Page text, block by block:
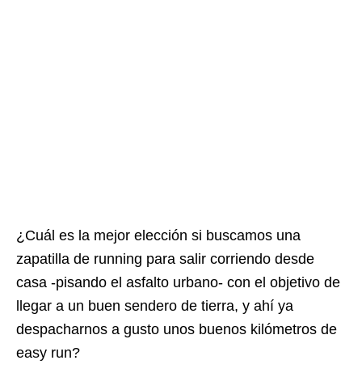
¿Cuál es la mejor elección si buscamos una
zapatilla de running para salir corriendo desde
casa -pisando el asfalto urbano- con el objetivo de
llegar a un buen sendero de tierra, y ahí ya
despacharnos a gusto unos buenos kilómetros de
easy run?